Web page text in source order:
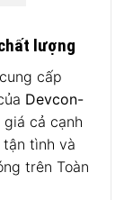
lượng
cấp
Devcon-
cả cạnh
tình và
trên Toàn